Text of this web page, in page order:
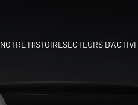
NOTRE HISTOIRESECTEURS